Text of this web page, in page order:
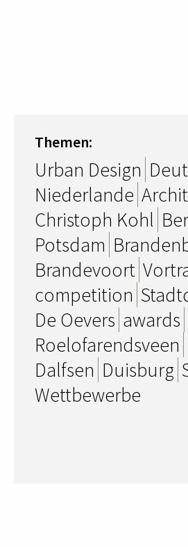
Themen:
Urban Design
Niederlande
Christoph Kohl
Potsdam
Brandevoort
competition
De Oevers awards
Roelofarendsveen
Dalfsen Duisburg
Wettbewerbe